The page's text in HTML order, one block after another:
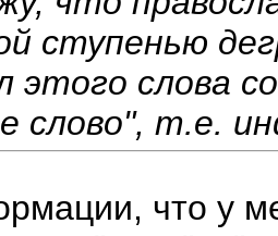
ступенью
этого слова
слово", т.е.
что у